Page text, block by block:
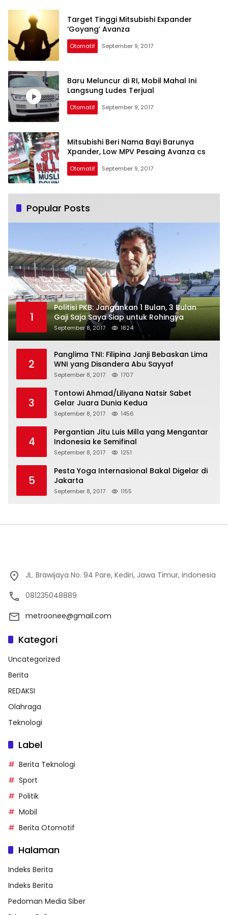
Target Tinggi Mitsubishi Expander
‘Goyang’ Avanza
Otomatif September 9, 2017
Baru Meluncur di RI, Mobil Mahal Ini
Langsung Ludes Terjual
Otomatif September 9, 2017
Mitsubishi Beri Nama Bayi Barunya
Xpander, Low MPV Pesaing Avanza cs
Otomatif September 9, 2017
Popular Posts
1
Politisi PKB: Jangankan 1 Bulan, 3 Bulan
Gaji Saja Saya Siap untuk Rohingya
September 8, 2017 1824
2
Panglima TNI: Filipina Janji Bebaskan Lima
WNI yang Disandera Abu Sayyaf
September 8, 2017 1707
3
Tontowi Ahmad/Liliyana Natsir Sabet
Gelar Juara Dunia Kedua
September 8, 2017 1456
4
Pergantian Jitu Luis Milla yang Mengantar
Indonesia ke Semifinal
September 8, 2017 1251
5
Pesta Yoga Internasional Bakal Digelar di
Jakarta
September 8, 2017 1155
JL. Brawijaya No. 94 Pare, Kediri, Jawa Timur, indonesia
081235048889
metroonee@gmail.com
Kategori
Uncategorized
Berita
REDAKSI
Olahraga
Teknologi
Label
Berita Teknologi
Sport
Politik
Mobil
Berita Otomotif
Halaman
Indeks Berita
Indeks Berita
Pedoman Media Siber